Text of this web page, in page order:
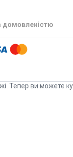
домовленістю
Тепер ви можете